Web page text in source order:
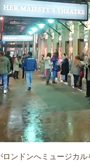
ロンドンへミュージカ